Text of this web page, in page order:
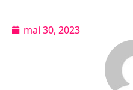
mai 30, 2023